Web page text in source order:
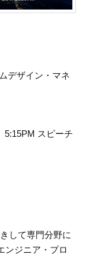
デザイン・マネ
5:15PM スピーチ
して専門分野に
ンジニア・プロ